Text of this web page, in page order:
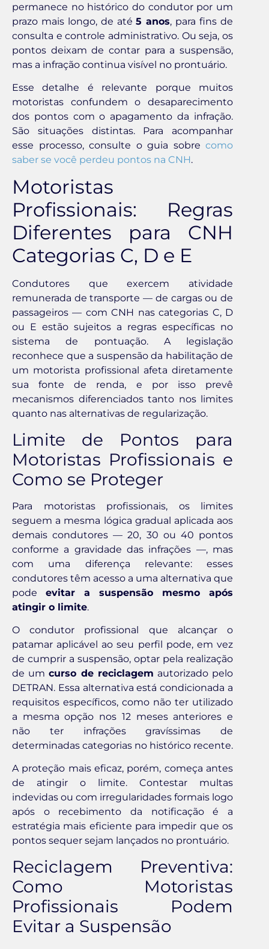
permanece no histórico do condutor por um
prazo mais longo, de até5 anos, para fins de
consulta e controle administrativo. Ou seja, os
pontos deixam de contar para a suspensão,
mas a infração continua visível no prontuário.
Esse detalhe é relevante porque muitos
motoristas confundem o desaparecimento
dos pontos com o apagamento da infração.
São situações distintas. Para acompanhar
esse processo, consulte o guia sobre como
saber se você perdeu pontos na CNH.
Motoristas
Profissionais: Regras
Diferentes para CNH
Categorias C, D e E
Condutores que exercem atividade
remunerada de transporte — de cargas ou de
passageiros — com CNH nas categorias C, D
ou E estão sujeitos a regras específicas no
sistema de pontuação. A legislação
reconhece que a suspensão da habilitação de
um motorista profissional afeta diretamente
sua fonte de renda, e por isso prevê
mecanismos diferenciados tanto nos limites
quanto nas alternativas de regularização.
Limite de Pontos para
Motoristas Profissionais e
Como se Proteger
Para motoristas profissionais, os limites
seguem a mesma lógica gradual aplicada aos
demais condutores — 20, 30 ou 40 pontos
conforme a gravidade das infrações —, mas
com uma diferença relevante: esses
condutores têm acesso a uma alternativa que
pode evitar a suspensão mesmo após
atingir o limite.
O condutor profissional que alcançar o
patamar aplicável ao seu perfil pode, em vez
de cumprir a suspensão, optar pela realização
de umcurso de reciclagem autorizado pelo
DETRAN. Essa alternativa está condicionada a
requisitos específicos, como não ter utilizado
a mesma opção nos 12 meses anteriores e
não ter infrações gravíssimas de
determinadas categorias no histórico recente.
A proteção mais eficaz, porém, começa antes
de atingir o limite. Contestar multas
indevidas ou com irregularidades formais logo
após o recebimento da notificação é a
estratégia mais eficiente para impedir que os
pontos sequer sejam lançados no prontuário.
Reciclagem Preventiva:
Como Motoristas
Profissionais Podem
Evitar a Suspensão